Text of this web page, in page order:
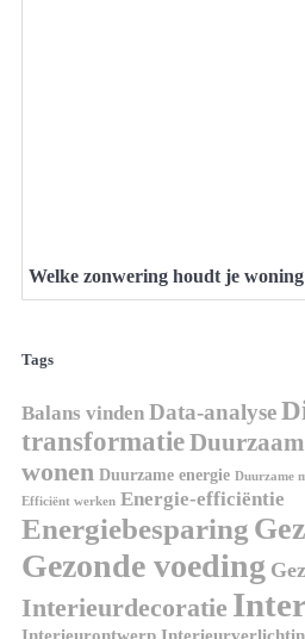
Welke zonwering houdt je
Tags
Balans vinden Data-analyse
transformatie
wonen Duurzame energie Duurzame
Efficiënt werken Energie-efficiëntie
Energiebesparing
Gezonde voeding
Interieurdecoratie